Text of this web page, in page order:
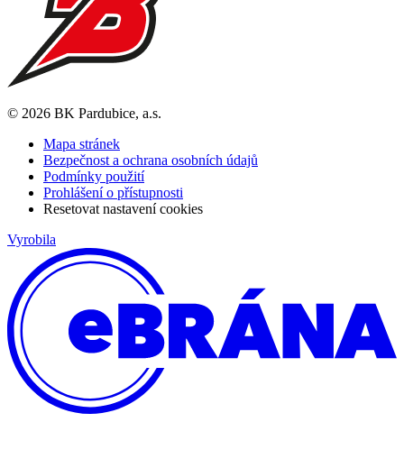
© 2026 BK Pardubice, a.s.
Mapa stránek
Bezpečnost a ochrana osobních údajů
Podmínky použití
Prohlášení o přístupnosti
Resetovat nastavení cookies
Vyrobila